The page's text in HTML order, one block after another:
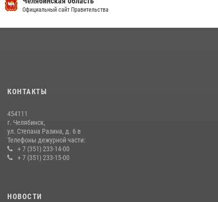
14 июля 2026, 05:15
Официальный сайт Правительства
КОНТАКТЫ
454111
г. Челябинск,
ул. Степана Разина, д. 6 в
Телефоны дежурной части:
+ 7 (351) 233-14-00
+ 7 (351) 233-15-00
НОВОСТИ